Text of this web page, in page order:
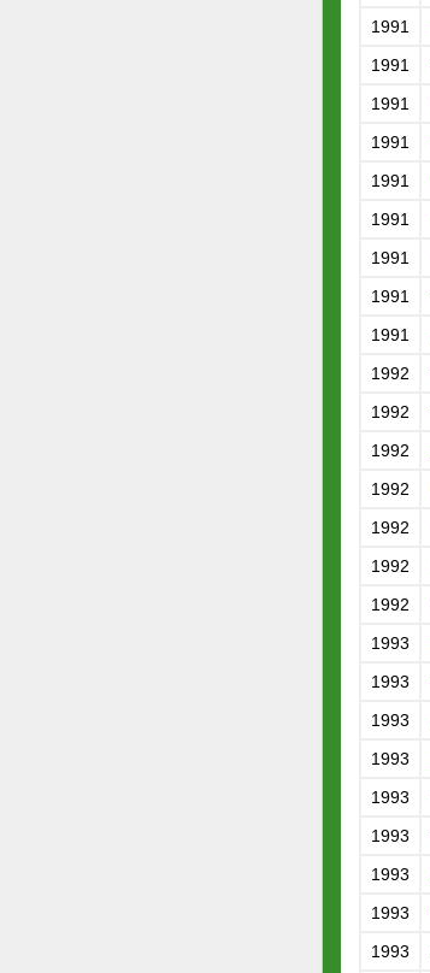
1991
1991
1991
1991
1991
1991
1991
1991
1991
1992
1992
1992
1992
1992
1992
1992
1993
1993
1993
1993
1993
1993
1993
1993
1993